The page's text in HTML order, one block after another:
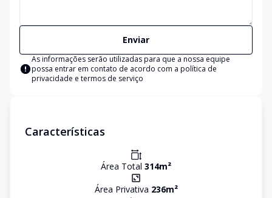
Enviar
As informações serão utilizadas para que a nossa equipe
possa entrar em contato de acordo com a política de
privacidade e termos de serviço
Características
Área Total 314m²
Área Privativa 236m²